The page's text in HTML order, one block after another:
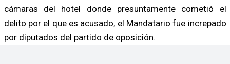
cámaras del hotel donde presuntamente cometió el
delito por el que es acusado, el Mandatario fue increpado
por diputados del partido de oposición.